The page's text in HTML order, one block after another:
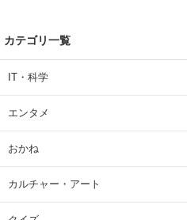
カテゴリ一覧
IT・科学
エンタメ
おかね
カルチャー・アート